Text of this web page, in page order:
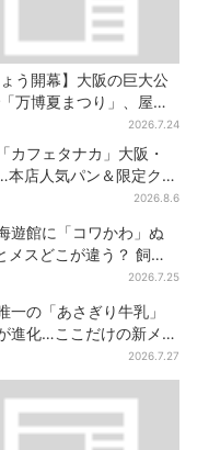
ょう開幕】大阪の巨大公
万博夏まつり」、屋台
メ＆幻想的イルミネーシ
計27日間開催
2026.7.24
カフェタナカ」大阪・
店人気パン＆限定クッ
2026.8.6
遊館に「コワかわ」ぬ
スどこが違う？ 飼育
2026.7.25
一の「あさぎり牛乳」
進化…ここだけの新メニ
2026.7.27